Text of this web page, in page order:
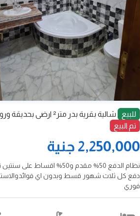
للبيع
شالية بقرية بدر متر² ارضى بحديقة وروف
تم البيع
2,250,000 جنية
نظام الدفع 50% مقدم و50% اقساط على
دفع كل ثلاث شهور قسط وبدون اي
فوري